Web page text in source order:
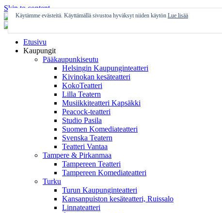
Skip to content
Etusivu
Kaupungit
Pääkaupunkiseutu
Helsingin Kaupunginteatteri
Kivinokan kesäteatteri
KokoTeatteri
Lilla Teatern
Musiikkiteatteri Kapsäkki
Peacock-teatteri
Studio Pasila
Suomen Komediateatteri
Svenska Teatern
Teatteri Vantaa
Tampere & Pirkanmaa
Tampereen Teatteri
Tampereen Komediateatteri
Turku
Turun Kaupunginteatteri
Kansanpuiston kesäteatteri, Ruissalo
Linnateatteri
Käytämme evästeitä. Käyttämällä sivustoa hyväksyt niiden käytön Lue lisää